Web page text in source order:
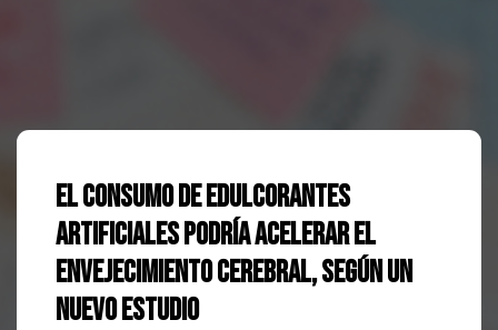
El consumo de edulcorantes
artificiales podría acelerar el
envejecimiento cerebral, según un
nuevo estudio